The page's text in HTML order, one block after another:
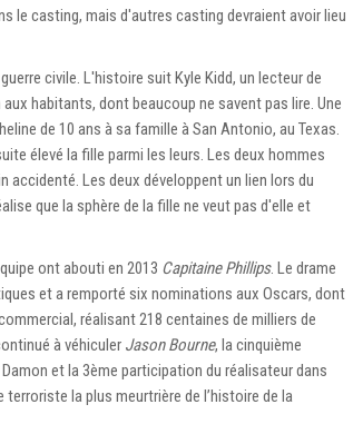
le casting, mais d'autres casting devraient avoir lieu
civile. L'histoire suit Kyle Kidd, un lecteur de
habitants, dont beaucoup ne savent pas lire. Une
de 10 ans à sa famille à San Antonio, au Texas.
élevé la fille parmi les leurs. Les deux hommes
accidenté. Les deux développent un lien lors du
que la sphère de la fille ne veut pas d'elle et
ont abouti en 2013 Capitaine Phillips. Le drame
et a remporté six nominations aux Oscars, dont
réalisant 218 centaines de milliers de
à véhiculer Jason Bourne, la cinquième
et la 3ème participation du réalisateur dans
la plus meurtrière de l’histoire de la